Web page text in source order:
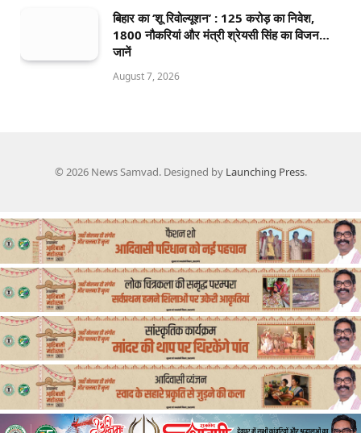
बिहार का ‘शू रिवोल्यूशन’ : 125 करोड़ का निवेश,
1800 नौकरियां और मंत्री श्रेयसी सिंह का विजन…
जानें
August 7, 2026
© 2026 News Samvad. Designed by Launching Press.